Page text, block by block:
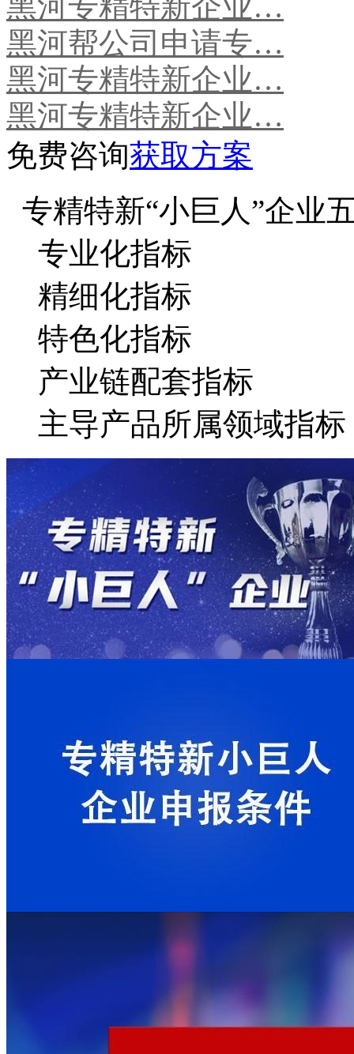
黑河帮公司申请专…
黑河专精特新企业…
黑河专精特新企业…
免费咨询获取方案
专精特新“小巨人”企业
专业化指标
精细化指标
特色化指标
产业链配套指标
主导产品所属领域指标